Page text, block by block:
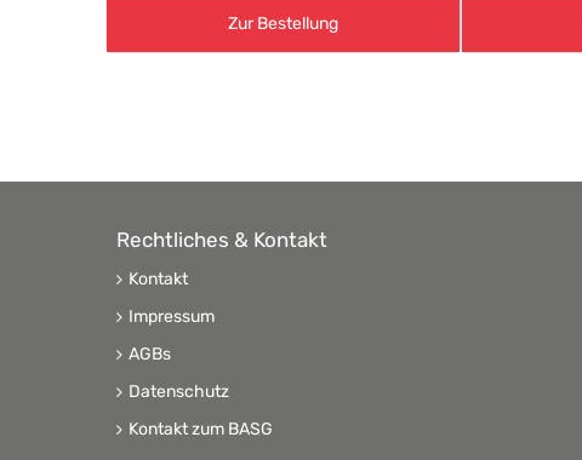
Zur Bestellung
Rechtliches & Kontakt
Kontakt
Impressum
AGBs
Datenschutz
Kontakt zum BASG